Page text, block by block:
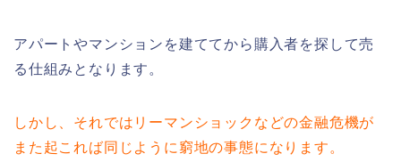
アパートやマンションを建ててから購入者を探して売
る仕組みとなります。
しかし、それではリーマンショックなどの金融危機が
また起これば同じように窮地の事態になります。